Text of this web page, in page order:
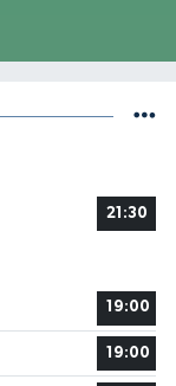
21:30
19:00
19:00